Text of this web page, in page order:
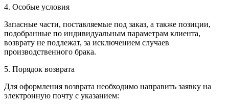
4. Особые условия
Запасные части, поставляемые под заказ, а также позиции,
подобранные по индивидуальным параметрам клиента,
возврату не подлежат, за исключением случаев
производственного брака.
5. Порядок возврата
Для оформления возврата необходимо направить заявку на
электронную почту с указанием: